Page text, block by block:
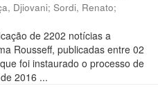
Djiovani; Sordi, Renato;
de 2202 notícias a
Rousseff, publicadas entre 02
foi instaurado o processo de
2016 ...